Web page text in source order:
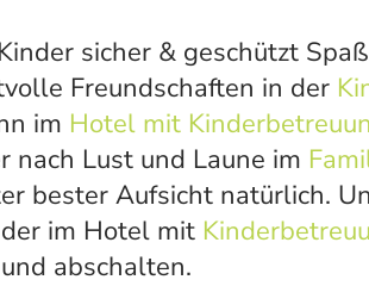
sicher & geschützt
Freundschaften in der
im Hotel mit
Lust und Laune im
bester Aufsicht natürlich.
im Hotel mit
abschalten.